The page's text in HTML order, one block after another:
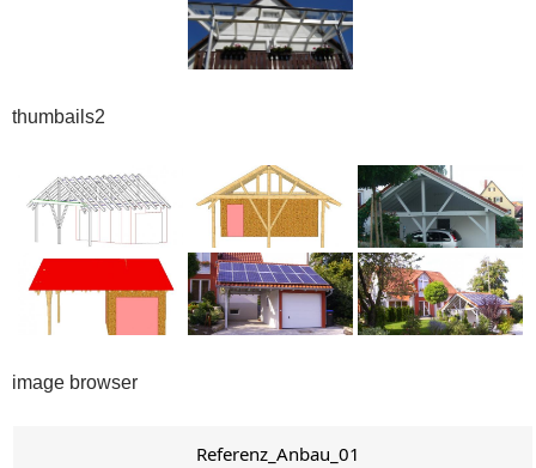
thumbails2
image browser
Referenz_Anbau_01